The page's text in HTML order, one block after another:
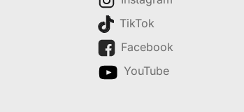
TikTok
Facebook
YouTube